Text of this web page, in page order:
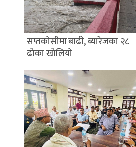
सप्तकोसीमा बाढी, ब्यारेजका २८
ढोका खोलियो